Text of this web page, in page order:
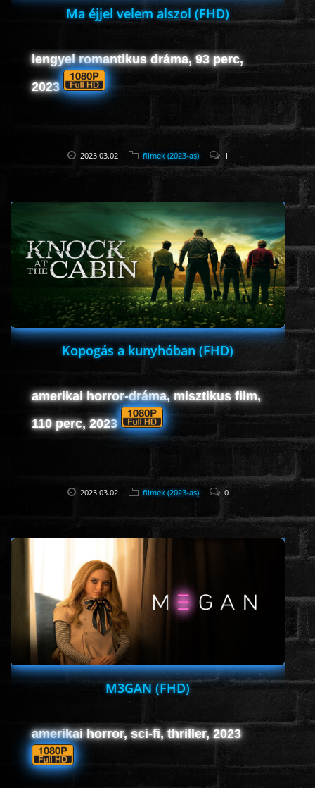
Ma éjjel velem alszol (FHD)
lengyel romantikus dráma, 93 perc,
2023
2023.03.02 filmek (2023-as) 1
Kopogás a kunyhóban (FHD)
amerikai horror-dráma, misztikus film,
110 perc, 2023
2023.03.02 filmek (2023-as) 0
M3GAN (FHD)
amerikai horror, sci-fi, thriller, 2023